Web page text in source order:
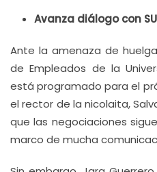
Avanza diálogo con
Ante la amenaza de
de Empleados de la
está programado para el
el rector de la nicolaita,
que las negociaciones
marco de mucha